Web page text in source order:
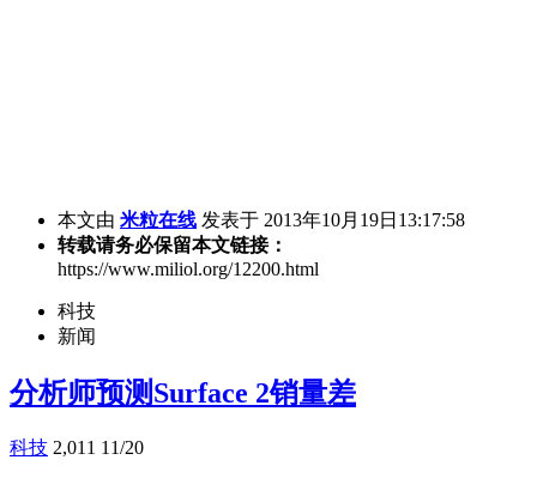
本文由 米粒在线 发表于 2013年10月19日13:17:58
转载请务必保留本文链接：
https://www.miliol.org/12200.html
科技
新闻
分析师预测Surface 2销量差
科技 2,011 11/20